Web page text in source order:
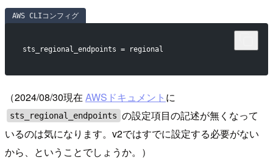
AWS CLIコンフィグ
sts_regional_endpoints = regional
（2024/08/30現在 AWSドキュメント に
sts_regional_endpoints の設定項目の記述が無くなって
いるのは気になります。v2ではすでに設定する必要がない
から、ということでしょうか。）